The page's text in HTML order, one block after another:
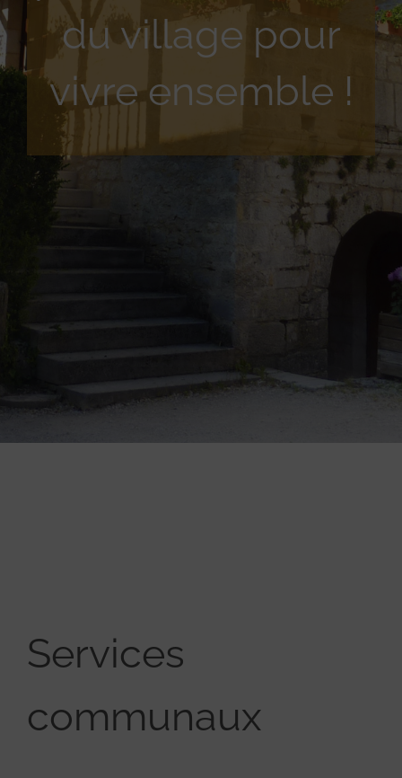
du village pour
vivre ensemble !
Services
communaux